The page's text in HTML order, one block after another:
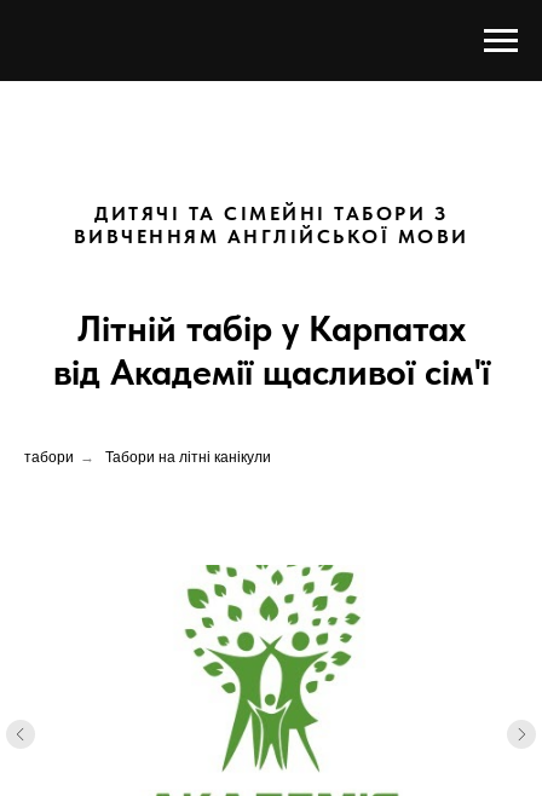
ДИТЯЧІ ТА СІМЕЙНІ ТАБОРИ З
ВИВЧЕННЯМ АНГЛІЙСЬКОЇ МОВИ
Літній табір у Карпатах
від Академії щасливої сім'ї
табори → Табори на літні канікули